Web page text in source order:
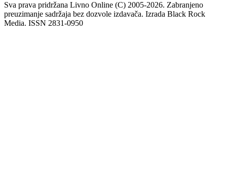
Sva prava pridržana Livno Online (C) 2005-2026. Zabranjeno
preuzimanje sadržaja bez dozvole izdavača. Izrada Black Rock
Media. ISSN 2831-0950